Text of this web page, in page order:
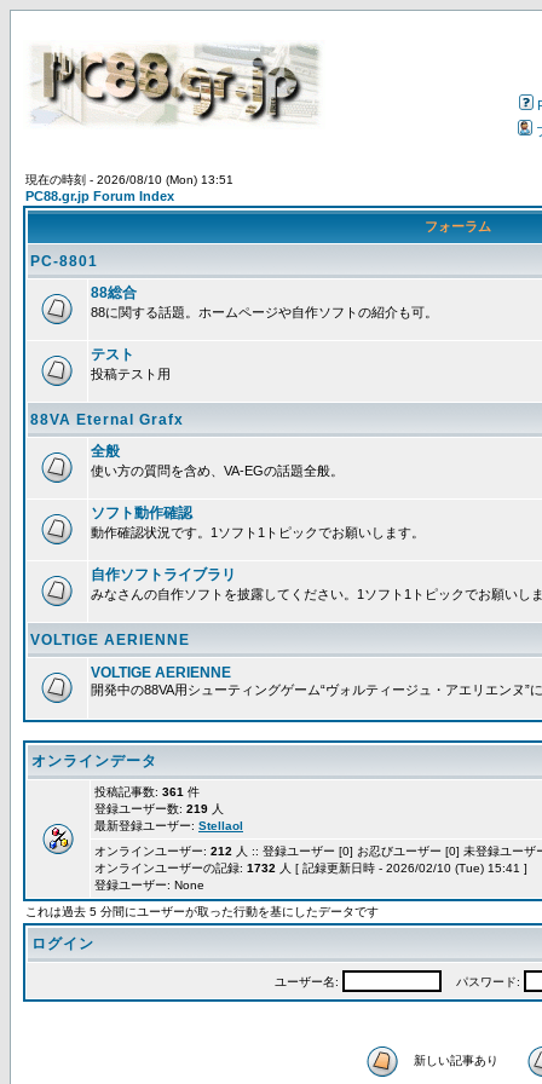
現在の時刻 - 2026/08/10 (Mon) 13:51
PC88.gr.jp Forum Index
フォーラム
PC-8801
88総合
88に関する話題。ホームページや自作ソフトの紹介も可。
テスト
投稿テスト用
88VA Eternal Grafx
全般
使い方の質問を含め、VA-EGの話題全般。
ソフト動作確認
動作確認状況です。1ソフト1トピックでお願いします。
自作ソフトライブラリ
みなさんの自作ソフトを披露してください。1ソフト1トピックでお願いし
VOLTIGE AERIENNE
VOLTIGE AERIENNE
開発中の88VA用シューティングゲーム“ヴォルティージュ・アエリエンヌ”
オンラインデータ
投稿記事数: 361 件
登録ユーザー数: 219 人
最新登録ユーザー: Stellaol
オンラインユーザー: 212 人 :: 登録ユーザー [0] お忍びユーザー [0] 未登録ユー
オンラインユーザーの記録: 1732 人 [ 記録更新日時 - 2026/02/10 (Tue) 15:41 ]
登録ユーザー: None
これは過去 5 分間にユーザーが取った行動を基にしたデータです
ログイン
ユーザー名: パスワード:
新しい記事あり